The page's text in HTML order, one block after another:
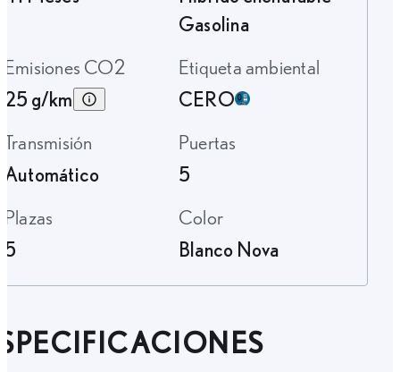
Gasolina
Emisiones CO2
25 g/km
Etiqueta ambiental
CERO
Transmisión
Automático
Puertas
5
Plazas
5
Color
Blanco Nova